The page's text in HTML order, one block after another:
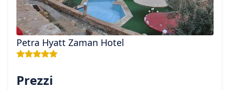
Petra Hyatt Zaman Hotel
Prezzi